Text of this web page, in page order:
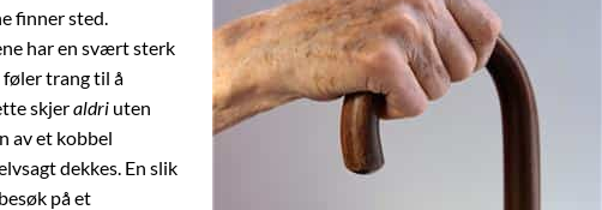
finner sted.
har en svært sterk
trang til å
skjeraldri uten
av et kobbel
dekkes. En slik
på et